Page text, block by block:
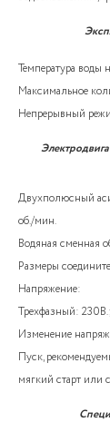
Температура воды
Максимальное
Непрерывный
Двухполюсный
об./мин.
Водяная сменная
Размеры
Напряжение:
Трехфазный:
Изменение
Пуск,
мягкий старт или